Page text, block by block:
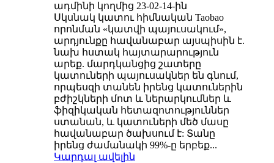
ադմինի կողմից 23-02-14-ին
Սկսնակ կատու հիմնական Taobao
որոնման «կատվի պայուսակում»,
արդյունքը հավանաբար այսպիսին է.
նախ հստակ հայտարարություն
արեք. մարդկանցից շատերը
կատուների պայուսակներ են գնում,
որպեսզի տանեն իրենց կատուներին
բժիշկների մոտ և ներարկումներ և
ֆիզիկական հետազոտություններ
ստանան, և կատուների մեծ մասը
հավանաբար ծախսում է: Տանը
իրենց ժամանակի 99%-ը երբեք...
Կարդալ ավելին